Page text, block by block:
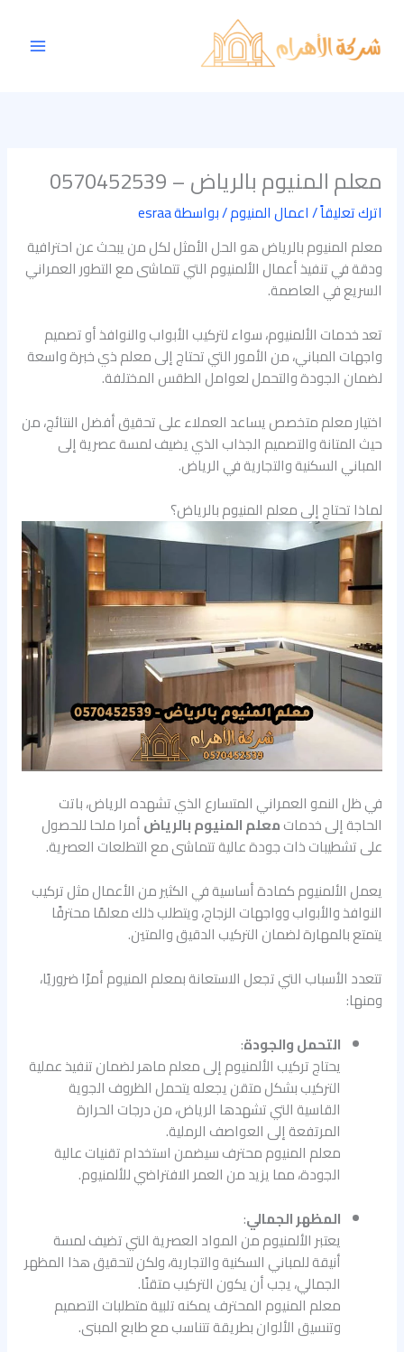
المحتوى
معلم المنيوم بالرياض – 0570452539
اترك تعليقاً/اعمال المنيوم/ بواسطةesraa
معلم المنيوم بالرياض هو الحل الأمثل لكل من يبحث عن احترافية
ودقة في تنفيذ أعمال الألمنيوم التي تتماشى مع التطور العمراني
السريع في العاصمة.
تعد خدمات الألمنيوم، سواء لتركيب الأبواب والنوافذ أو تصميم
واجهات المباني، من الأمور التي تحتاج إلى معلم ذي خبرة واسعة
لضمان الجودة والتحمل لعوامل الطقس المختلفة.
اختيار معلم متخصص يساعد العملاء على تحقيق أفضل النتائج، من
حيث المتانة والتصميم الجذاب الذي يضيف لمسة عصرية إلى
المباني السكنية والتجارية في الرياض.
لماذا تحتاج إلى معلم المنيوم بالرياض؟
في ظل النمو العمراني المتسارع الذي تشهده الرياض، باتت
الحاجة إلى خدماتمعلم المنيوم بالرياضأمرا ملحا للحصول
على تشطيبات ذات جودة عالية تتماشى مع التطلعات العصرية.
يعمل الألمنيوم كمادة أساسية في الكثير من الأعمال مثل تركيب
النوافذ والأبواب وواجهات الزجاج، ويتطلب ذلك معلمًا محترفًا
يتمتع بالمهارة لضمان التركيب الدقيق والمتين.
تتعدد الأسباب التي تجعل الاستعانة بمعلم المنيوم أمرًا ضروريًا،
ومنها:
التحمل والجودة:
يحتاج تركيب الألمنيوم إلى معلم ماهر لضمان تنفيذ عملية
التركيب بشكل متقن يجعله يتحمل الظروف الجوية
القاسية التي تشهدها الرياض، من درجات الحرارة
المرتفعة إلى العواصف الرملية.
معلم المنيوم محترف سيضمن استخدام تقنيات عالية
الجودة، مما يزيد من العمر الافتراضي للألمنيوم.
المظهر الجمالي:
يعتبر الألمنيوم من المواد العصرية التي تضيف لمسة
أنيقة للمباني السكنية والتجارية، ولكن لتحقيق هذا المظهر
الجمالي، يجب أن يكون التركيب متقنًا.
معلم المنيوم المحترف يمكنه تلبية متطلبات التصميم
وتنسيق الألوان بطريقة تتناسب مع طابع المبنى.